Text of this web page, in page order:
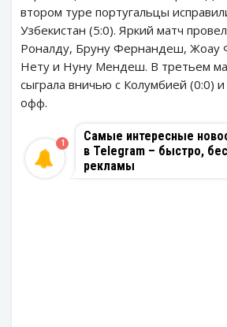
втором туре португальцы
Узбекистан (5:0). Яркий матч
Роналду, Бруну Фернандеш,
Нету и Нуну Мендеш. В третьем
сыграла вничью с Колумбией (0:0)
офф.
Самые интересные
в Telegram – быстро,
рекламы
1